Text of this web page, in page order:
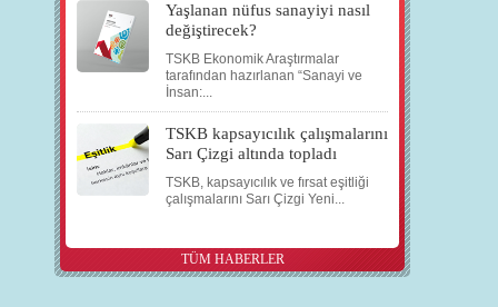
Yaşlanan nüfus sanayiyi nasıl
değiştirecek?
TSKB Ekonomik Araştırmalar
tarafından hazırlanan “Sanayi ve
İnsan:...
TSKB kapsayıcılık çalışmalarını
Sarı Çizgi altında topladı
TSKB, kapsayıcılık ve fırsat eşitliği
çalışmalarını Sarı Çizgi Yeni...
TÜM HABERLER